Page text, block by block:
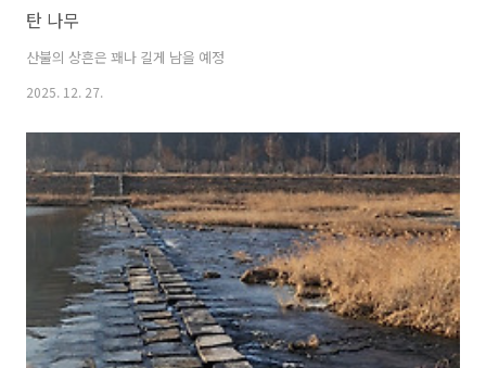
탄 나무
산불의 상흔은 꽤나 길게 남을 예정
2025. 12. 27.